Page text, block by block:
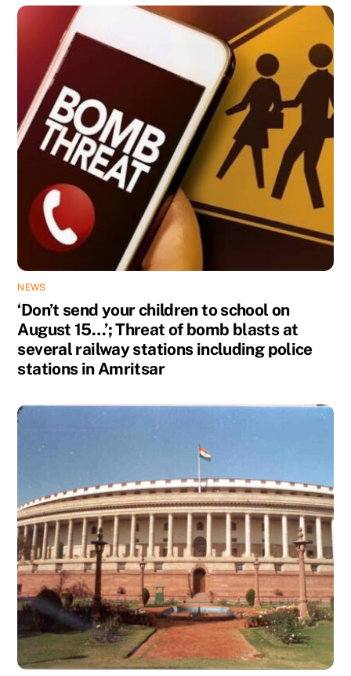
NEWS
‘Don’t send your children to school on
August 15…’; Threat of bomb blasts at
several railway stations including police
stations in Amritsar